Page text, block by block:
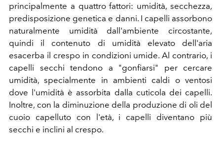
principalmente a quattro fattori: umidità, secchezza,
predisposizione genetica e danni. I capelli assorbono
naturalmente umidità dall'ambiente circostante,
quindi il contenuto di umidità elevato dell'aria
esacerba il crespo in condizioni umide. Al contrario, i
capelli secchi tendono a "gonfiarsi" per cercare
umidità, specialmente in ambienti caldi o ventosi
dove l'umidità è assorbita dalla cuticola dei capelli.
Inoltre, con la diminuzione della produzione di oli del
cuoio capelluto con l'età, i capelli diventano più
secchi e inclini al crespo.